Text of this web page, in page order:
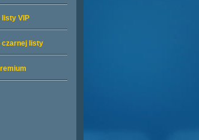
listy VIP
czarnej listy